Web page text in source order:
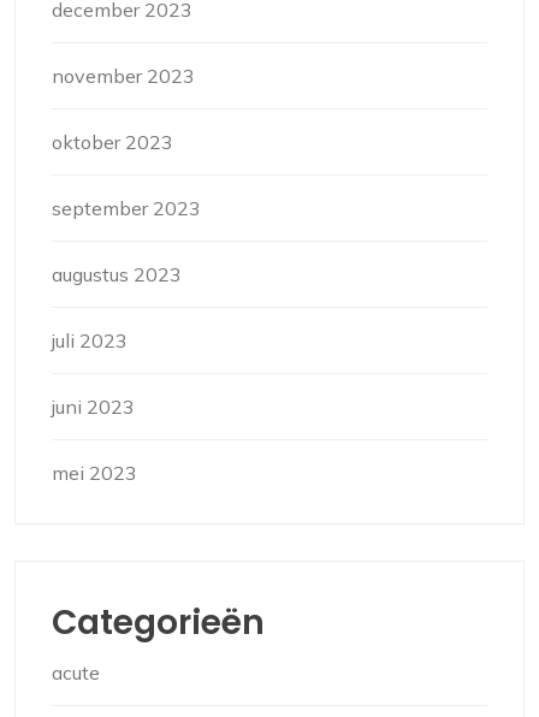
december 2023
november 2023
oktober 2023
september 2023
augustus 2023
juli 2023
juni 2023
mei 2023
Categorieën
acute